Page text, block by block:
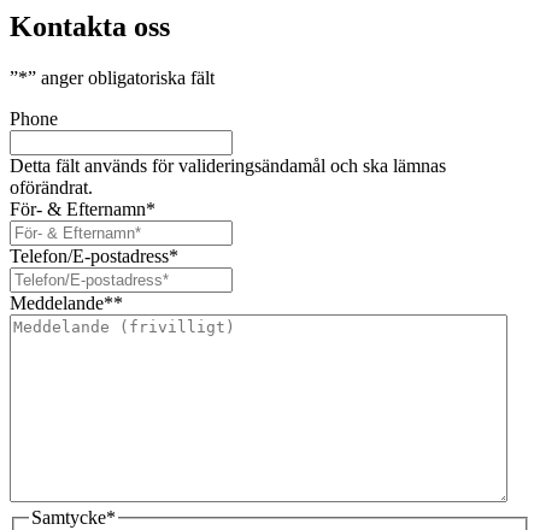
Kontakta oss
”*” anger obligatoriska fält
Phone
Detta fält används för valideringsändamål och ska lämnas
oförändrat.
För- & Efternamn*
Telefon/E-postadress*
Meddelande**
Samtycke*